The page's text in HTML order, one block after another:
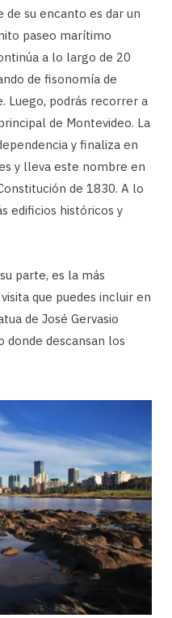
su encanto es dar un
paseo marítimo
a lo largo de 20
de fisonomía de
Luego, podrás recorrer a
de Montevideo. La
y finaliza en
y lleva este nombre en
de 1830. A lo
edificios históricos y
parte, es la más
que puedes incluir en
de José Gervasio
descansan los